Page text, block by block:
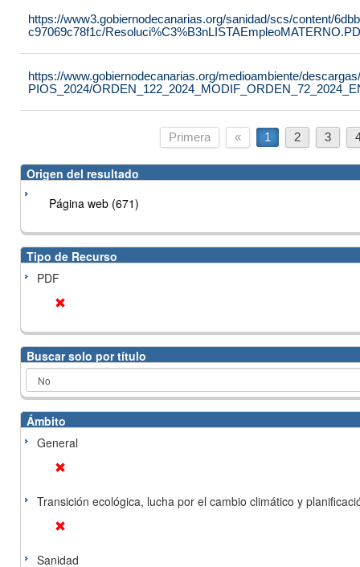
https://www3.gobiernodecanarias.org/sanidad/scs/content/
c97069c78f1c/
https://www.gobiernodecanarias.org/medioambiente/
PIOS_2024/
Primera « 1 2 3
Origen del resultado
Página web (671)
Tipo de Recurso
PDF
Buscar solo por título
Ámbito
General
Transición ecológica, lucha por el cambio climático y
Sanidad